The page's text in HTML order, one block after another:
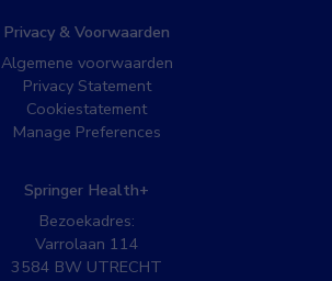
Privacy & Voorwaarden
Algemene voorwaarden
Privacy Statement
Cookiestatement
Manage Preferences
Springer Health+
Bezoekadres:
Varrolaan 114
3584 BW UTRECHT